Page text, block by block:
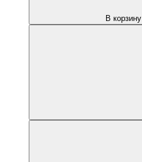
В корзину